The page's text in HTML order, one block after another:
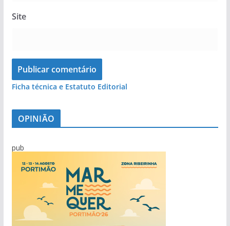
Site
Ficha técnica e Estatuto Editorial
OPINIÃO
pub